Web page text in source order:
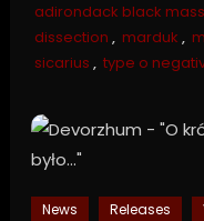
adirondack black mass
dissection , marduk ,
sicarius , type o
News Releases